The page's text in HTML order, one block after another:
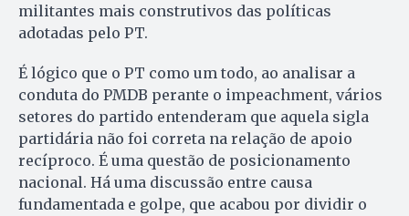
militantes mais construtivos das políticas
adotadas pelo PT.
É lógico que o PT como um todo, ao analisar a
conduta do PMDB perante o impeachment, vários
setores do partido entenderam que aquela sigla
partidária não foi correta na relação de apoio
recíproco. É uma questão de posicionamento
nacional. Há uma discussão entre causa
fundamentada e golpe, que acabou por dividir o